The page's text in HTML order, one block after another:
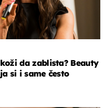
da zablista? Beauty
si i same često